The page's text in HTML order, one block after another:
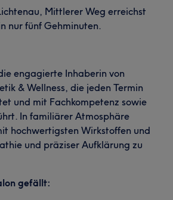
Mittlerer Weg erreichst
nur fünf Gehminuten.
engagierte Inhaberin von
& Wellness, die jeden Termin
und mit Fachkompetenz sowie
In familiärer Atmosphäre
hochwertigsten Wirkstoffen und
und präziser Aufklärung zu
gefällt: